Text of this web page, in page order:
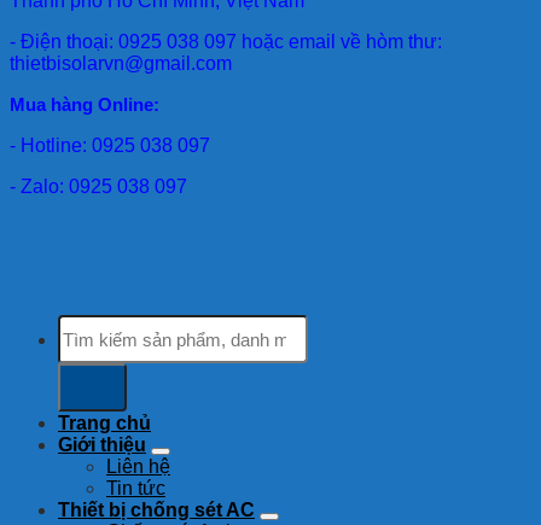
- Điện thoại: 0925 038 097 hoặc email về hòm thư:
thietbisolarvn@gmail.com
Mua hàng Online:
- Hotline: 0925 038 097
- Zalo: 0925 038 097
Tìm
kiếm:
Trang chủ
Giới thiệu
Liên hệ
Tin tức
Thiết bị chống sét AC